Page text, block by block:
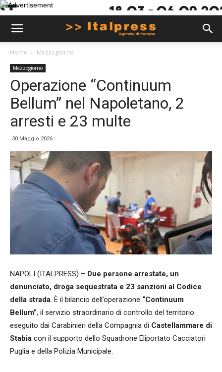
Home Mezzogiorno
Mezzogiorno
Operazione “Continuum
Bellum” nel Napoletano, 2
arresti e 23 multe
30 Maggio 2026
NAPOLI (ITALPRESS) – Due persone arrestate, un
denunciato, droga sequestrata e 23 sanzioni al Codice
della strada. È il bilancio dell’operazione “Continuum
Bellum”, il servizio straordinario di controllo del territorio
eseguito dai Carabinieri della Compagnia di Castellammare di
Stabia con il supporto dello Squadrone Eliportato Cacciatori
Puglia e della Polizia Municipale.